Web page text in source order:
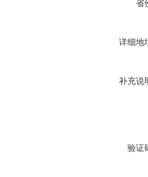
省
详细地
补充说
验证